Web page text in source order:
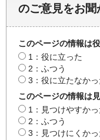
のご意見をお
このページの情報は
1：役に立った
2：ふつう
3：役に立たなかっ
このページの情報は
1：見つけやすかっ
2：ふつう
3：見つけにくかっ